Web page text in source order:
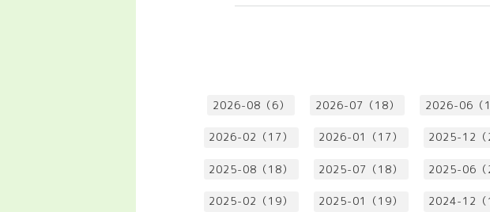
2026-08（6） 2026-07（18） 2026-06（
2026-02（17） 2026-01（17） 2025-12（
2025-08（18） 2025-07（18） 2025-06（
2025-02（19） 2025-01（19） 2024-12（